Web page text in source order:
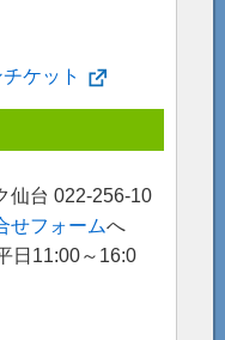
ケット
仙台 022-256-10
せフォームへ
日11:00～16:0